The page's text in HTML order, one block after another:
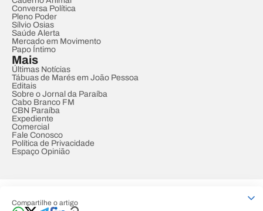
Compartilhe o artigo
Conversa Política
Pleno Poder
Sílvio Osias
Saúde Alerta
Mercado em Movimento
Papo Íntimo
Mais
Últimas Notícias
Tábuas de Marés em João Pessoa
Editais
Sobre o Jornal da Paraíba
Cabo Branco FM
CBN Paraíba
Expediente
Comercial
Fale Conosco
Política de Privacidade
Espaço Opinião